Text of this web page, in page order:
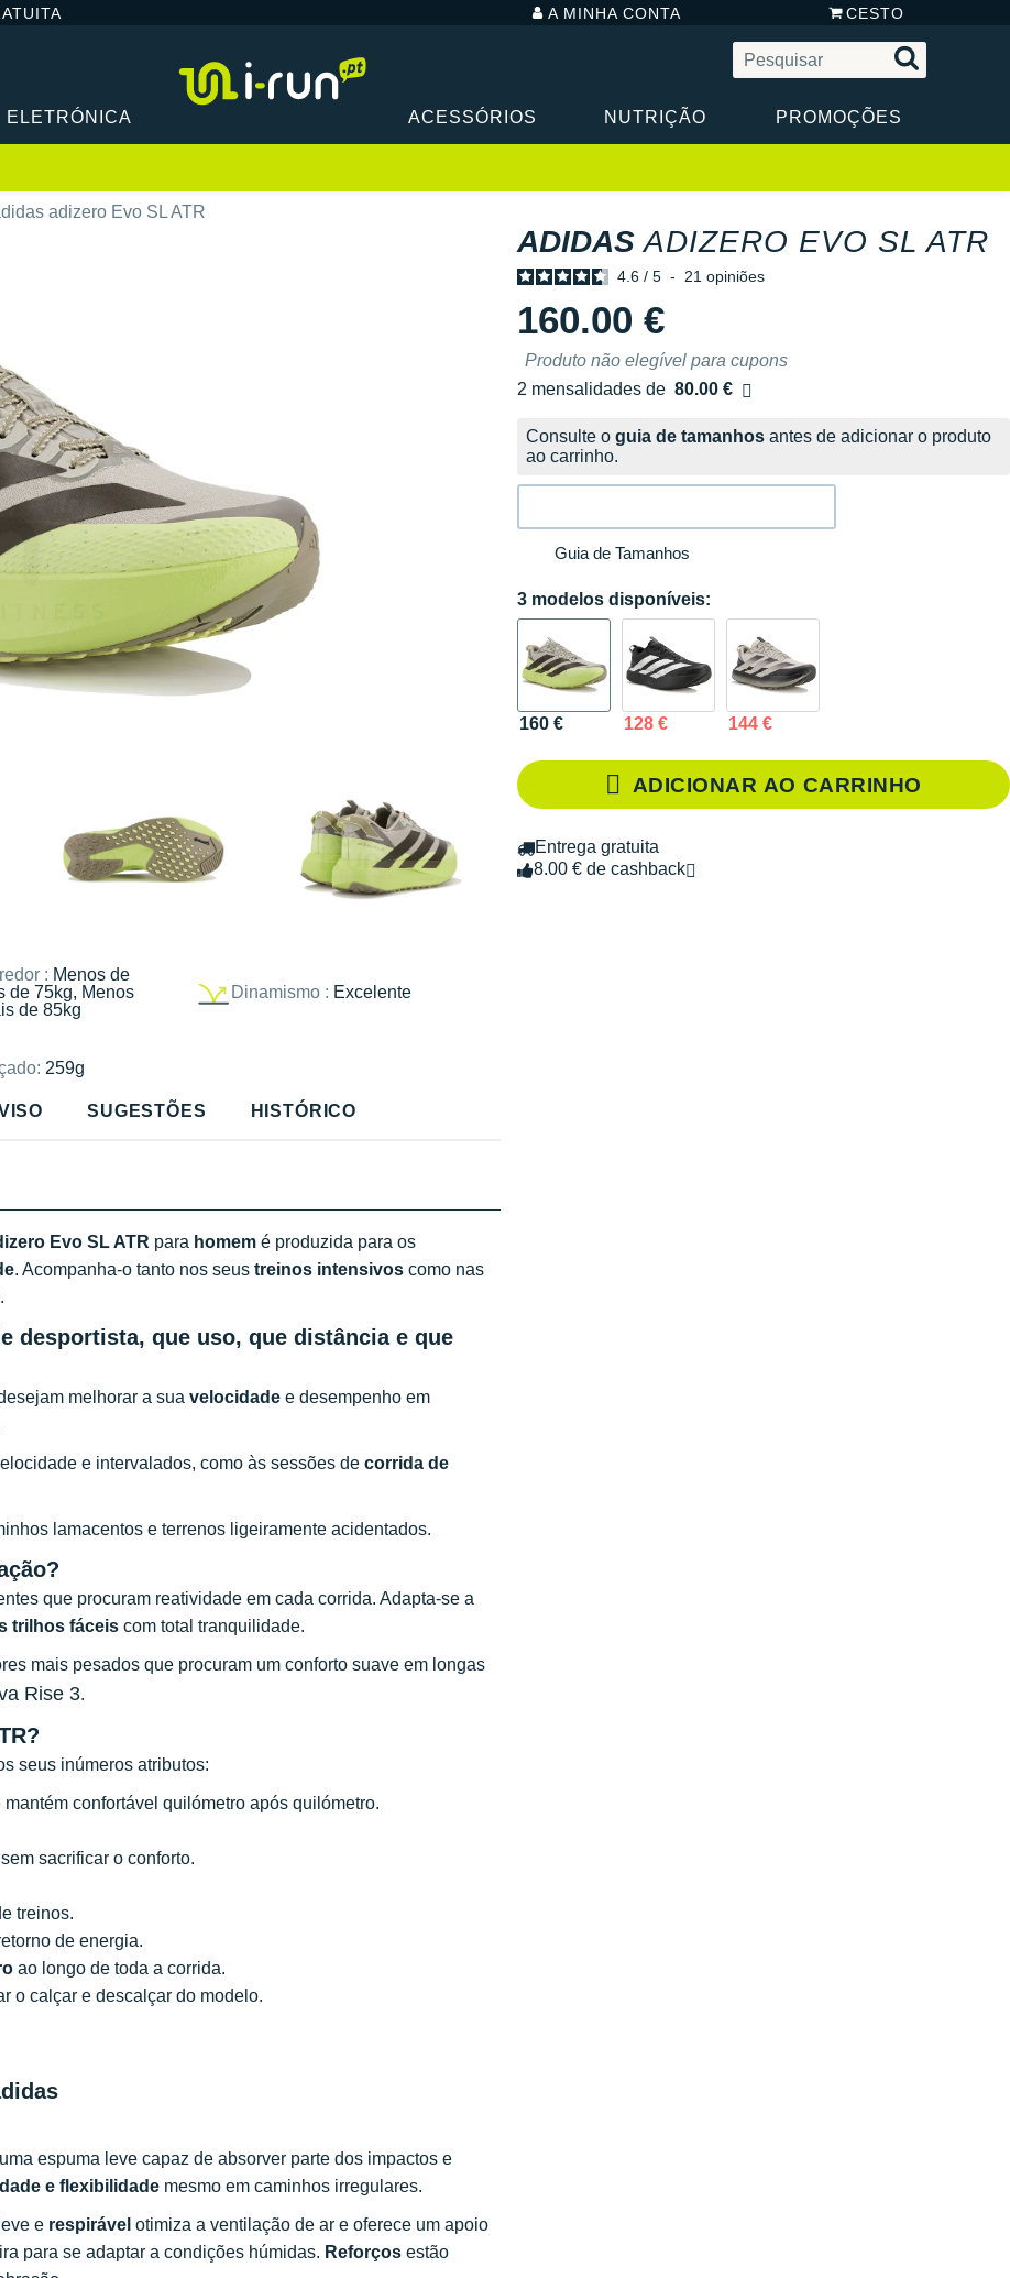
A MINHA CONTA CESTO
ELETRÓNICA ACESSÓRIOS NUTRIÇÃO PROMOÇÕES
adizero Evo SL ATR
: Menos de
de 75kg, Menos
de 85kg
Dinamismo : Excelente
259g
ADIDAS ADIZERO EVO SL ATR
4.6 / 5 - 21 opiniões
160.00 €
Produto não elegível para cupons
2 mensalidades de 80.00 €
sem custos
Consulte o guia de tamanhos antes de adicionar o produto
ao carrinho.
Guia de Tamanhos
3 modelos disponíveis:
160 € 128 € 144 €
ADICIONAR AO CARRINHO
Entrega gratuita
8.00 € de cashback
SUGESTÕES HISTÓRICO
Evo SL ATR para homem é produzida para os
. Acompanha-o tanto nos seus treinos intensivos como nas
desportista, que uso, que distância e que
melhorar a sua velocidade e desempenho em
e intervalados, como às sessões de corrida de
lamacentos e terrenos ligeiramente acidentados.
que procuram reatividade em cada corrida. Adapta-se a
trilhos fáceis com total tranquilidade.
mais pesados que procuram um conforto suave em longas
Rise 3.
seus inúmeros atributos:
confortável quilómetro após quilómetro.
sem sacrificar o conforto.
treinos.
de energia.
ao longo de toda a corrida.
o calçar e descalçar do modelo.
espuma leve capaz de absorver parte dos impactos e
e flexibilidade mesmo em caminhos irregulares.
e respirável otimiza a ventilação de ar e oferece um apoio
para se adaptar a condições húmidas. Reforços estão